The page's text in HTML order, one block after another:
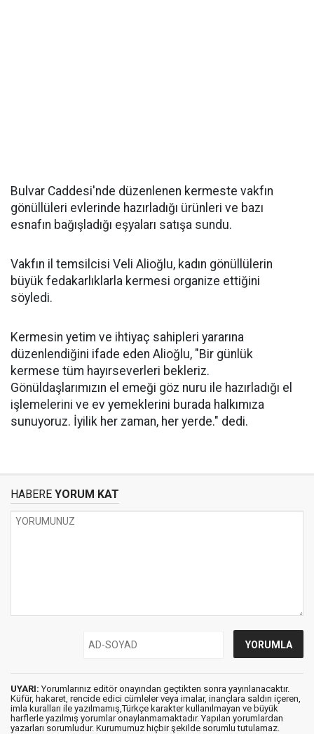
Bulvar Caddesi'nde düzenlenen kermeste vakfın
gönüllüleri evlerinde hazırladığı ürünleri ve bazı
esnafın bağışladığı eşyaları satışa sundu.
Vakfın il temsilcisi Veli Alioğlu, kadın gönüllülerin
büyük fedakarlıklarla kermesi organize ettiğini
söyledi.
Kermesin yetim ve ihtiyaç sahipleri yararına
düzenlendiğini ifade eden Alioğlu, "Bir günlük
kermese tüm hayırseverleri bekleriz.
Gönüldaşlarımızın el emeği göz nuru ile hazırladığı el
işlemelerini ve ev yemeklerini burada halkımıza
sunuyoruz. İyilik her zaman, her yerde." dedi.
HABERE YORUM KAT
UYARI: Yorumlarınız editör onayından geçtikten sonra yayınlanacaktır.
Küfür, hakaret, rencide edici cümleler veya imalar, inançlara saldırı içeren,
imla kuralları ile yazılmamış,Türkçe karakter kullanılmayan ve büyük
harflerle yazılmış yorumlar onaylanmamaktadır. Yapılan yorumlardan
yazarları sorumludur. Kurumumuz hiçbir şekilde sorumlu tutulamaz.